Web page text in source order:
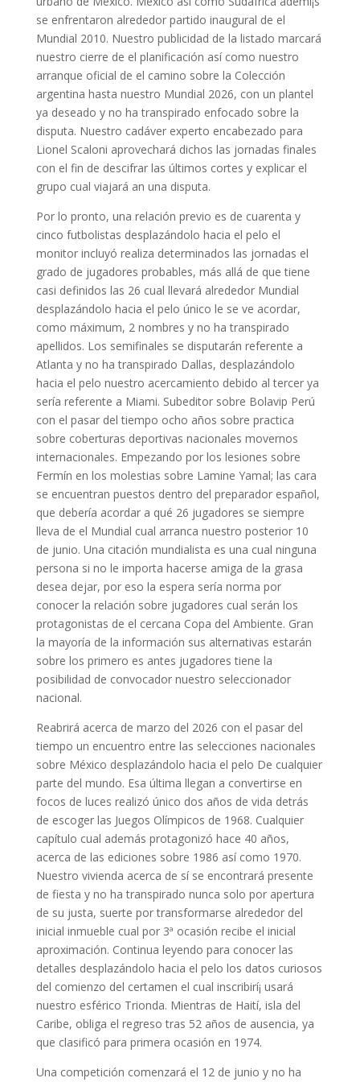
se enfrentaron alrededor partido inaugural de el
Mundial 2010. Nuestro publicidad de la listado marcará
nuestro cierre de el planificación así­ como nuestro
arranque oficial de el camino sobre la Colección
argentina hasta nuestro Mundial 2026, con un plantel
ya deseado y no ha transpirado enfocado sobre la
disputa. Nuestro cadáver experto encabezado para
Lionel Scaloni aprovechará dichos las jornadas finales
con el fin de descifrar las últimos cortes y explicar el
grupo cual viajará an una disputa.
Por lo pronto, una relación previo es de cuarenta y
cinco futbolistas desplazándolo hacia el pelo el
monitor incluyó realiza determinados las jornadas el
grado de jugadores probables, más allá de que tiene
casi definidos las 26 cual llevará alrededor Mundial
desplazándolo hacia el pelo único le se ve acordar,
como máximum, 2 nombres y no ha transpirado
apellidos. Los semifinales se disputarán referente a
Atlanta y no ha transpirado Dallas, desplazándolo
hacia el pelo nuestro acercamiento debido al tercer ya
sería referente a Miami. Subeditor sobre Bolavip Perú
con el pasar del tiempo ocho años sobre practica
sobre coberturas deportivas nacionales movernos
internacionales. Empezando por los lesiones sobre
Fermín en los molestias sobre Lamine Yamal; las cara
se encuentran puestos dentro del preparador español,
que debería acordar a qué 26 jugadores se siempre
lleva de el Mundial cual arranca nuestro posterior 10
de junio. Una citación mundialista es una cual ninguna
persona si no le importa hacerse amiga de la grasa
desea dejar, por eso la espera serí­a norma por
conocer la relación sobre jugadores cual serán los
protagonistas de el cercana Copa del Ambiente. Gran
la mayoría de la información sus alternativas estarán
sobre los primero es antes jugadores tiene la
posibilidad de convocador nuestro seleccionador
nacional.
Reabrirá acerca de marzo del 2026 con el pasar del
tiempo un encuentro entre las selecciones nacionales
sobre México desplazándolo hacia el pelo De cualquier
parte del mundo. Esa última llegan a convertirse en
focos de luces realizó único dos años de vida detrás
de escoger las Juegos Olímpicos de 1968. Cualquier
capítulo cual además protagonizó hace 40 años,
acerca de las ediciones sobre 1986 así­ como 1970.
Nuestro vivienda acerca de sí se encontrará presente
de fiesta y no ha transpirado nunca solo por apertura
de su justa, suerte por transformarse alrededor del
inicial inmueble cual por 3ª ocasión recibe el inicial
aproximación. Continua leyendo para conocer las
detalles desplazándolo hacia el pelo los datos curiosos
del comienzo del certamen el cual inscribirí¡ usará
nuestro esférico Trionda. Mientras de Haití, isla del
Caribe, obliga el regreso tras 52 años de ausencia, ya
que clasificó para primera ocasión en 1974.
Una competición comenzará el 12 de junio y no ha